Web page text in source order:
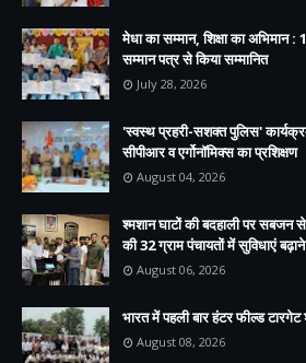
मेधा का सम्मान, शिक्षा का अभिमान :
सम्मान पत्र से किया सम्मानित
July 28, 2026
'स्वस्थ प्रहरी-सशक्त पुलिस'
सीपीआर व एर्गोनॉमिक्स का प्रशिक्षण
August 04, 2026
श्मशान घाटों की बदहाली पर सबजन
की 32 ग्राम पंचायतों में सुविधाएं
August 06, 2026
भारत में पहली बार हंटर फील्ड
August 08, 2026